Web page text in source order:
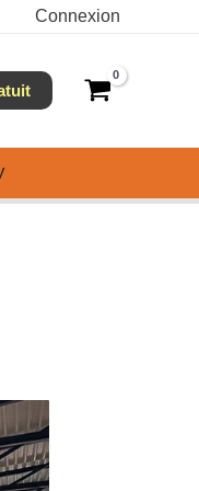
Connexion